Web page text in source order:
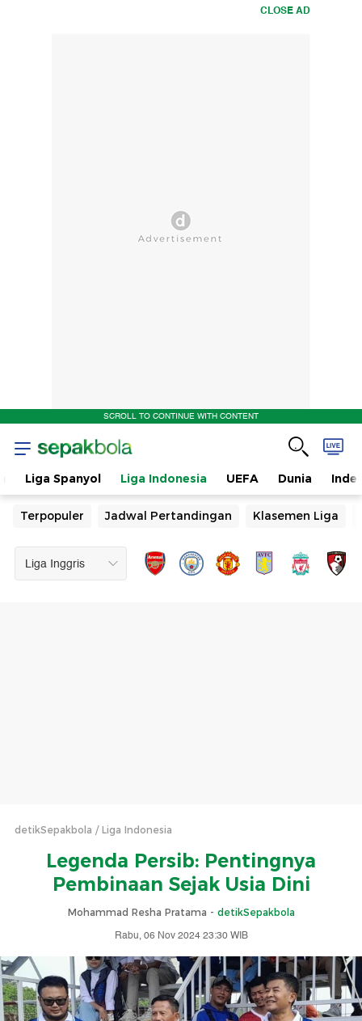
CLOSE AD
SCROLL TO CONTINUE WITH CONTENT
Liga Spanyol Liga Indonesia UEFA Dunia
Terpopuler Jadwal Pertandingan Klasemen Liga
detikSepakbola Liga Indonesia
Legenda Persib: Pentingnya
Pembinaan Sejak Usia Dini
Mohammad Resha Pratama - detikSepakbola
Rabu, 06 Nov 2024 23:30 WIB